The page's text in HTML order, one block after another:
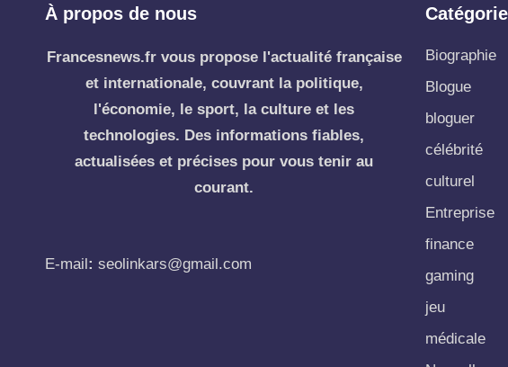
À propos de nous
Francesnews.fr vous propose l'actualité française
et internationale, couvrant la politique,
l'économie, le sport, la culture et les
technologies. Des informations fiables,
actualisées et précises pour vous tenir au
courant.
E-mail : seolinkars@gmail.com
Biographie
Blogue
bloguer
célébrité
culturel
Entreprise
finance
gaming
jeu
médicale